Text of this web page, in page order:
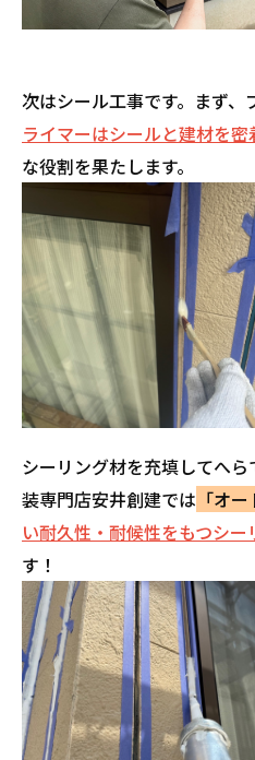
次はシール工事です。まず、
ライマーはシールと建材を
な役割を果たします。
シーリング材を充填してへ
装専門店安井創建では 「オ
い耐久性・耐候性をもつシー
す！